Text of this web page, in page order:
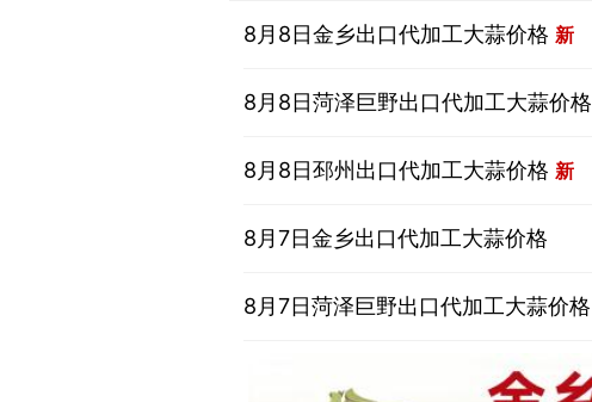
8月8日金乡出口代加工大蒜价格 新
8月8日菏泽巨野出口代加工大蒜价格
8月8日邳州出口代加工大蒜价格 新
8月7日金乡出口代加工大蒜价格
8月7日菏泽巨野出口代加工大蒜价格